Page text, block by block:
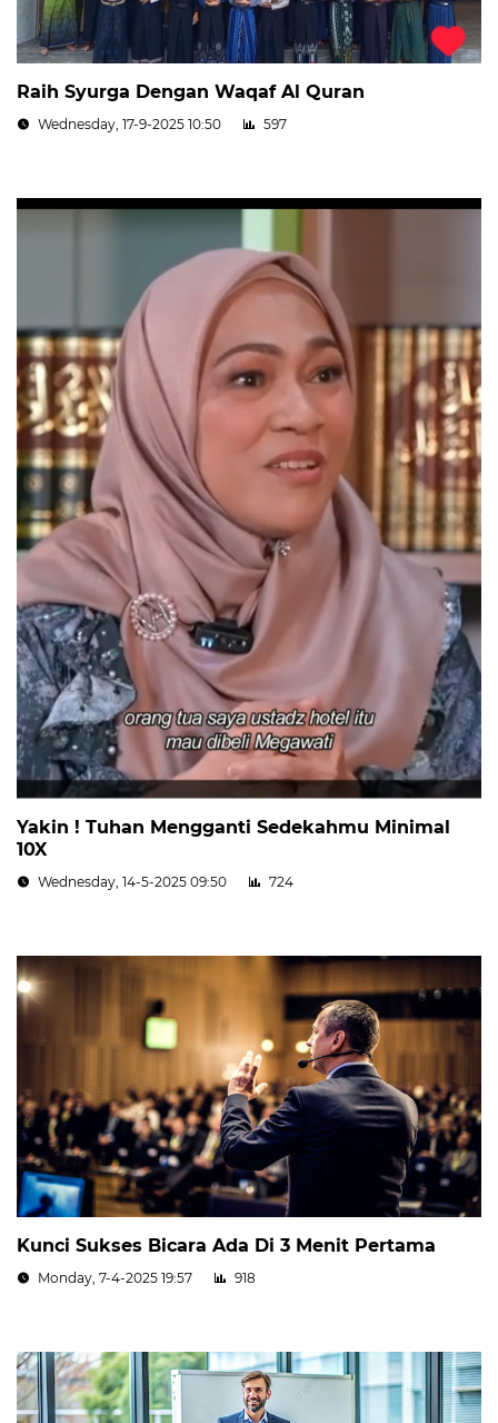
Raih Syurga Dengan Waqaf Al Quran
Wednesday, 17-9-2025 10:50 597
Yakin ! Tuhan Mengganti Sedekahmu Minimal
10X
Wednesday, 14-5-2025 09:50 724
Kunci Sukses Bicara Ada Di 3 Menit Pertama
Monday, 7-4-2025 19:57 918